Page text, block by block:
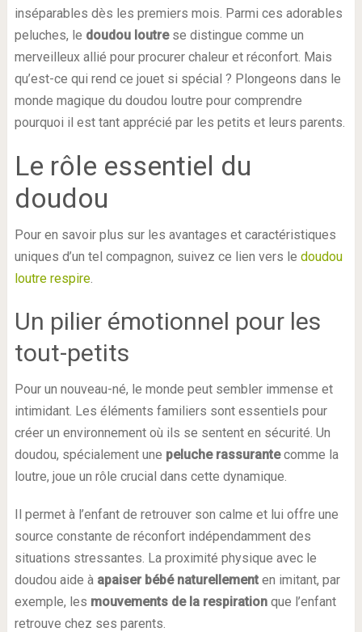
inséparables dès les premiers mois. Parmi ces adorables
peluches, le doudou loutrese distingue comme un
merveilleux allié pour procurer chaleur et réconfort. Mais
qu’est-ce qui rend ce jouet si spécial ? Plongeons dans le
monde magique du doudou loutre pour comprendre
pourquoi il est tant apprécié par les petits et leurs parents.
Le rôle essentiel du
doudou
Pour en savoir plus sur les avantages et caractéristiques
uniques d’un tel compagnon, suivez ce lien vers le doudou
loutre respire.
Un pilier émotionnel pour les
tout-petits
Pour un nouveau-né, le monde peut sembler immense et
intimidant. Les éléments familiers sont essentiels pour
créer un environnement où ils se sentent en sécurité. Un
doudou, spécialement une peluche rassurantecomme la
loutre, joue un rôle crucial dans cette dynamique.
Il permet à l’enfant de retrouver son calme et lui offre une
source constante de réconfort indépendamment des
situations stressantes. La proximité physique avec le
doudou aide à apaiser bébé naturellementen imitant, par
exemple, les mouvements de la respirationque l’enfant
retrouve chez ses parents.